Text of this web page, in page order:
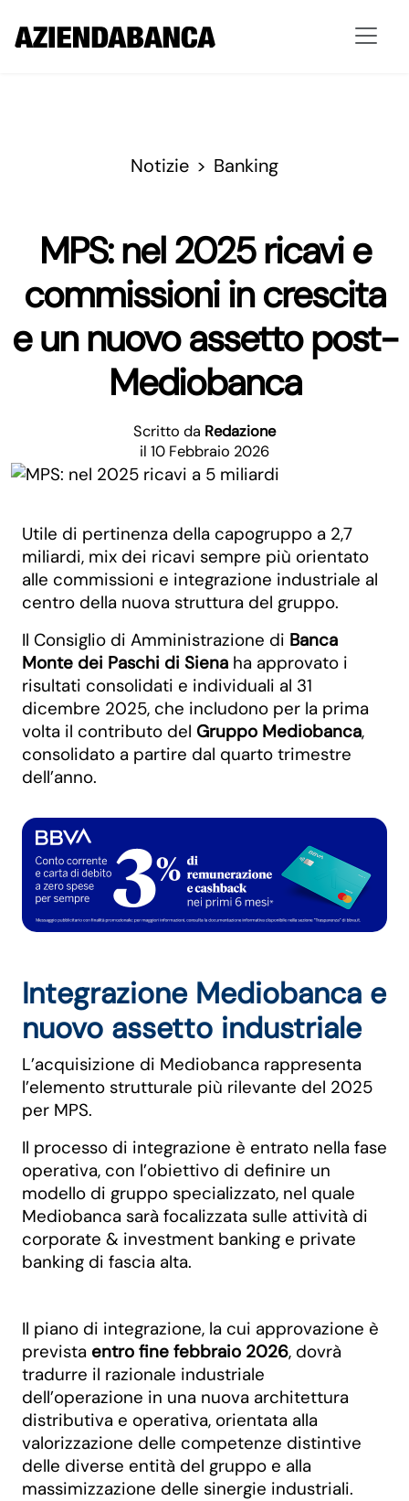
Notizie Banking
MPS: nel 2025 ricavi e
commissioni in crescita
e un nuovo assetto post-
Mediobanca
Scritto da Redazione
il 10 Febbraio 2026
Utile di pertinenza della capogruppo a 2,7
miliardi, mix dei ricavi sempre più orientato
alle commissioni e integrazione industriale al
centro della nuova struttura del gruppo.
Il Consiglio di Amministrazione di Banca
Monte dei Paschi di Siena ha approvato i
risultati consolidati e individuali al 31
dicembre 2025, che includono per la prima
volta il contributo del Gruppo Mediobanca,
consolidato a partire dal quarto trimestre
dell’anno.
Integrazione Mediobanca e
nuovo assetto industriale
L’acquisizione di Mediobanca rappresenta
l’elemento strutturale più rilevante del 2025
per MPS.
Il processo di integrazione è entrato nella fase
operativa, con l’obiettivo di definire un
modello di gruppo specializzato, nel quale
Mediobanca sarà focalizzata sulle attività di
corporate & investment banking e private
banking di fascia alta.
Il piano di integrazione, la cui approvazione è
prevista entro fine febbraio 2026, dovrà
tradurre il razionale industriale
dell’operazione in una nuova architettura
distributiva e operativa, orientata alla
valorizzazione delle competenze distintive
delle diverse entità del gruppo e alla
massimizzazione delle sinergie industriali.